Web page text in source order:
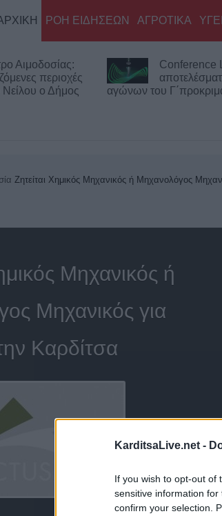
KarditsaLive.net -
If you wish to opt-out of
sensitive information
confirm your selection.
ΡΟΗ ΕΙΔΗΣΕΩΝ ΑΓΡΟΤΙΚΑ
Αιμοδοσίας:
περιοχές
Νείλου ο Δήμος
Conference
αγώνων του
Ζητείται Χημικός Μηχανικός ή Μηχανολόγος
Μηχανικός ή
Μηχανικός για
Καρδίτσα